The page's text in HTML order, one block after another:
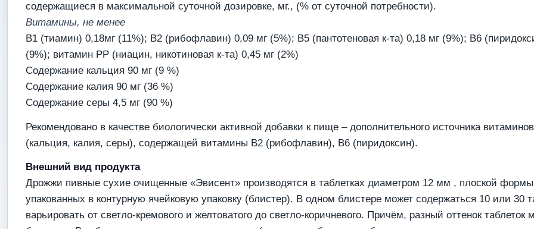
содержащиеся в максимальной суточной дозировке, мг., (% от суточной потребности).
Витамины, не менее
В1 (тиамин) 0,18мг (11%); В2 (рибофлавин) 0,09 мг (5%); В5 (пантотеновая к-та) 0,18 мг (9%); В6
(9%); витамин РР (ниацин, никотиновая к-та) 0,45 мг (2%)
Содержание кальция 90 мг (9 %)
Содержание калия 90 мг (36 %)
Содержание серы 4,5 мг (90 %)
Рекомендовано в качестве биологически активной добавки к пище – дополнительного источника
(кальция, калия, серы), содержащей витамины В2 (рибофлавин), В6 (пиридоксин).
Внешний вид продукта
Дрожжи пивные сухие очищенные «Эвисент» производятся в таблетках диаметром 12 мм , плоской
упакованных в контурную ячейковую упаковку (блистер). В одном блистере может содержаться 10 или 30
варьировать от светло-кремового и желтоватого до светло-коричневого. Причём, разный оттенок